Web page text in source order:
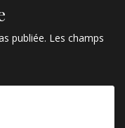
publiée. Les champs